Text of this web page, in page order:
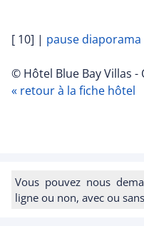
[ 10] | pause diaporama
© Hôtel Blue Bay Villas
« retour à la fiche hôtel
Vous pouvez nous
ligne ou non, avec ou